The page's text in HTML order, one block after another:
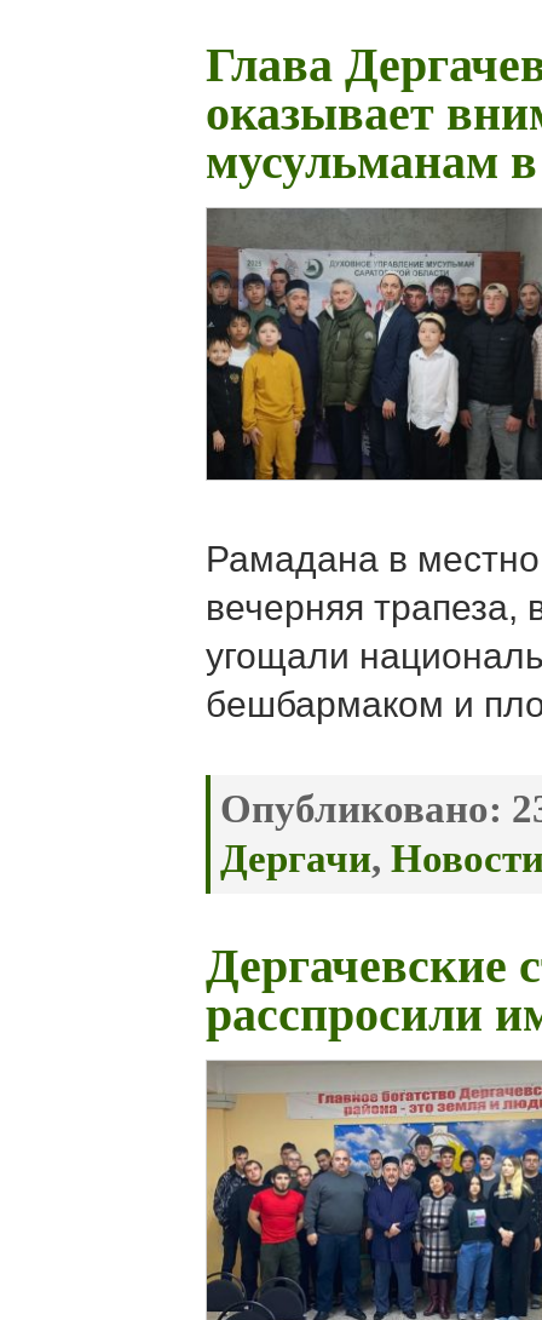
Глава
оказывает
мусульманам
Рамадана в
вечерняя трапеза,
угощали
бешбармаком и
Опубликовано:
Дергачи,
Дергачевские
расспросили